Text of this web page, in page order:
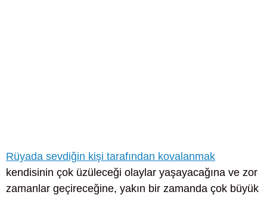
Rüyada sevdiğin kişi tarafından kovalanmak
kendisinin çok üzüleceği olaylar yaşayacağına ve zor
zamanlar geçireceğine, yakın bir zamanda çok büyük